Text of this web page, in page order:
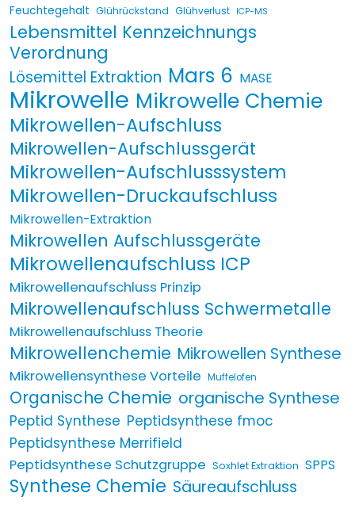
Feuchtegehalt Glührückstand Glühverlust ICP-MS
Lebensmittel Kennzeichnungs
Verordnung
Lösemittel Extraktion Mars 6 MASE
Mikrowelle Mikrowelle Chemie
Mikrowellen-Aufschluss
Mikrowellen-Aufschlussgerät
Mikrowellen-Aufschlusssystem
Mikrowellen-Druckaufschluss
Mikrowellen-Extraktion
Mikrowellen Aufschlussgeräte
Mikrowellenaufschluss ICP
Mikrowellenaufschluss Prinzip
Mikrowellenaufschluss Schwermetalle
Mikrowellenaufschluss Theorie
Mikrowellenchemie Mikrowellen Synthese
Mikrowellensynthese Vorteile Muffelofen
Organische Chemie organische Synthese
Peptid Synthese Peptidsynthese fmoc
Peptidsynthese Merrifield
Peptidsynthese Schutzgruppe Soxhlet Extraktion SPPS
Synthese Chemie Säureaufschluss